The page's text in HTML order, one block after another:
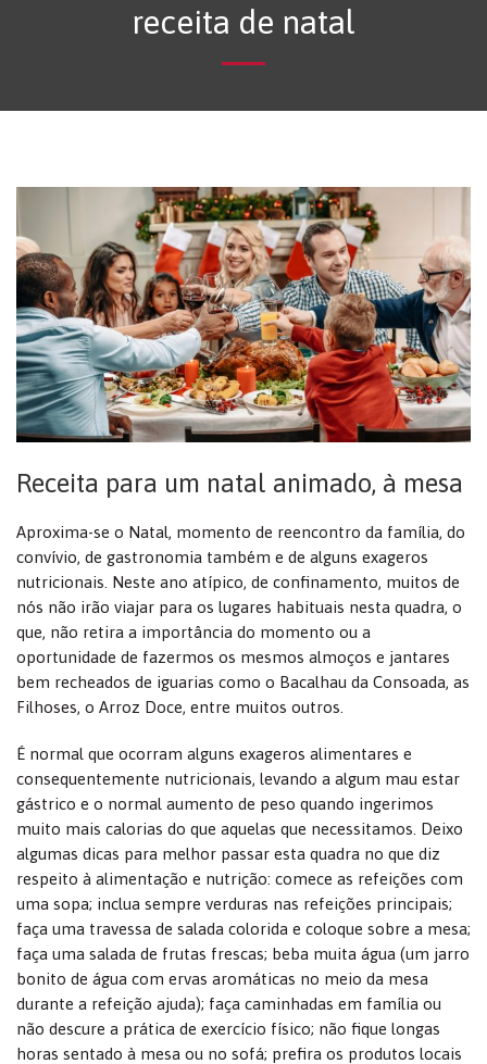
receita de natal
Receita para um natal animado, à mesa
Aproxima-se o Natal, momento de reencontro da família, do
convívio, de gastronomia também e de alguns exageros
nutricionais. Neste ano atípico, de confinamento, muitos de
nós não irão viajar para os lugares habituais nesta quadra, o
que, não retira a importância do momento ou a
oportunidade de fazermos os mesmos almoços e jantares
bem recheados de iguarias como o Bacalhau da Consoada, as
Filhoses, o Arroz Doce, entre muitos outros.
É normal que ocorram alguns exageros alimentares e
consequentemente nutricionais, levando a algum mau estar
gástrico e o normal aumento de peso quando ingerimos
muito mais calorias do que aquelas que necessitamos. Deixo
algumas dicas para melhor passar esta quadra no que diz
respeito à alimentação e nutrição: comece as refeições com
uma sopa; inclua sempre verduras nas refeições principais;
faça uma travessa de salada colorida e coloque sobre a mesa;
faça uma salada de frutas frescas; beba muita água (um jarro
bonito de água com ervas aromáticas no meio da mesa
durante a refeição ajuda); faça caminhadas em família ou
não descure a prática de exercício físico; não fique longas
horas sentado à mesa ou no sofá; prefira os produtos locais